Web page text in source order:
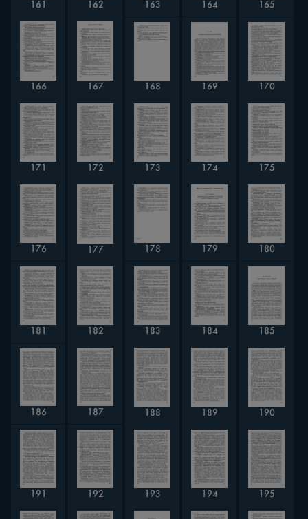
161 162 163 164 165
166 167 168 169 170
171 172 173 174 175
176 177 178 179 180
181 182 183 184 185
186 187 188 189 190
191 192 193 194 195